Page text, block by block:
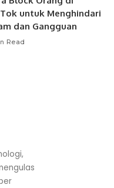
untuk Menghindari
dan Gangguan
Read